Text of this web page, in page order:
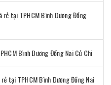
tại TPHCM Bình Dương Đồng
Bình Dương Đồng Nai Củ Chi
tại TPHCM Bình Dương Đồng Nai